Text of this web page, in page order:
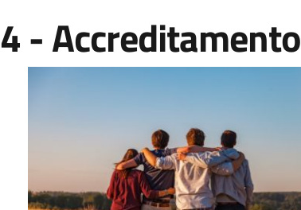
- Accreditamento